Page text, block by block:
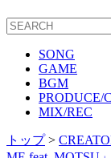
SONG
GAME
BGM
PRODUCE/
MIX/REC
トップ>